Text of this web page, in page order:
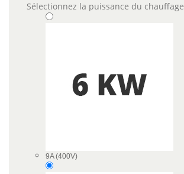
Sélectionnez la puissance du chauffage
9A (400V)